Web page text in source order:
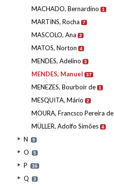
MACHADO, Bernardino 1
MARTINS, Rocha 7
MASCOLO, Ana 2
MATOS, Norton 4
MENDES, Adelino 3
MENDES, Manuel 37
MENEZES, Bourboir de 1
MESQUITA, Mário 2
MOURA, Francsco Pereira de
MÜLLER, Adolfo Simões 4
N 9
O 5
P 36
Q 3